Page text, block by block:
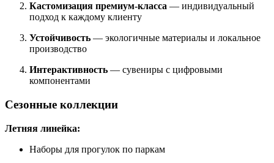
Кастомизация премиум-класса — индивидуальный
подход к каждому клиенту
Устойчивость — экологичные материалы и локальное
производство
Интерактивность — сувениры с цифровыми
компонентами
Сезонные коллекции
Летняя линейка:
Наборы для прогулок по паркам